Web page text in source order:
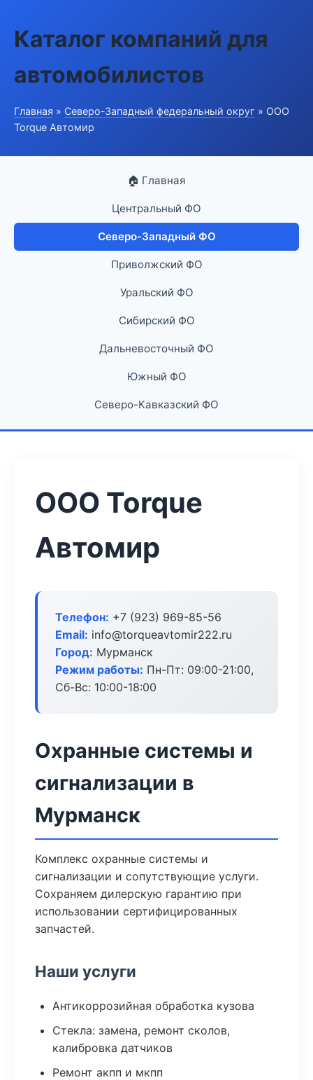
Каталог компаний для
автомобилистов
Главная » Северо-Западный федеральный округ » ООО
Torque Автомир
🏠 Главная
Центральный ФО
Северо-Западный ФО
Приволжский ФО
Уральский ФО
Сибирский ФО
Дальневосточный ФО
Южный ФО
Северо-Кавказский ФО
ООО Torque
Автомир
Телефон: +7 (923) 969-85-56
Email: info@torqueavtomir222.ru
Город: Мурманск
Режим работы: Пн-Пт: 09:00-21:00,
Сб-Вс: 10:00-18:00
Охранные системы и
сигнализации в
Мурманск
Комплекс охранные системы и
сигнализации и сопутствующие услуги.
Сохраняем дилерскую гарантию при
использовании сертифицированных
запчастей.
Наши услуги
Антикоррозийная обработка кузова
Стекла: замена, ремонт сколов,
калибровка датчиков
Ремонт акпп и мкпп